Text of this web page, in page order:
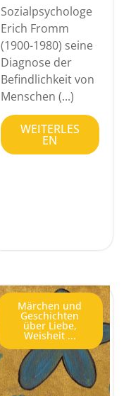
Sozialpsychologe
Erich Fromm
(1900-1980) seine
Diagnose der
Befindlichkeit von
Menschen (...)
WEITERLES
EN
Märchen und
Geschichten
über Liebe,
Weisheit ...